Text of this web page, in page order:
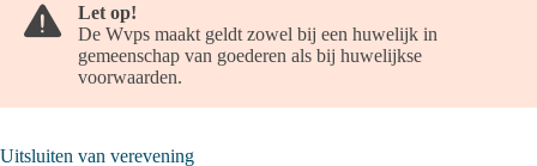
Let op!
De Wvps maakt geldt zowel bij een huwelijk in
gemeenschap van goederen als bij huwelijkse
voorwaarden.
Uitsluiten van verevening